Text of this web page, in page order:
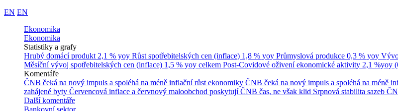
EN EN
Ekonomika
Ekonomika
Statistiky a grafy
Hrubý domácí produkt 2,1 % yoy Růst spotřebitelských cen (inflace) 1,8 % yoy Průmyslová produkce 0,3 % yoy
Měsíční vývoj spotřebitelských cen (inflace) 1,5 % yoy celkem Post-Covidové oživení ekonomické aktivity 2,1 %yoy
Komentáře
ČNB čeká na nový impuls a spoléhá na méně inflační růst ekonomiky ČNB čeká na nový impuls a spoléhá na méně
zahájené byty Červencová inflace a červnový maloobchod poskytují ČNB čas, ne však klid Srpnová stabilita sazeb
Další komentáře
Bankovní sektor